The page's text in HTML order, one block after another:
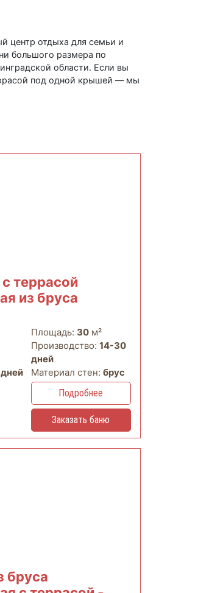
центр отдыха для семьи и
большого размера по
области. Если вы
под одной крышей — мы
террасой
из бруса
Площадь: 30м²
Производство: 14-30
дней
Материал стен: брус
Подробнее
Заказать баню
бруса